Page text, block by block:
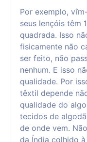
Por exemplo,
seus lençóis têm
quadrada. Isso
fisicamente não
ser feito, não
nenhum. E isso
qualidade. Por
têxtil depende
qualidade do
tecidos de
de onde vem.
da Índia colhido